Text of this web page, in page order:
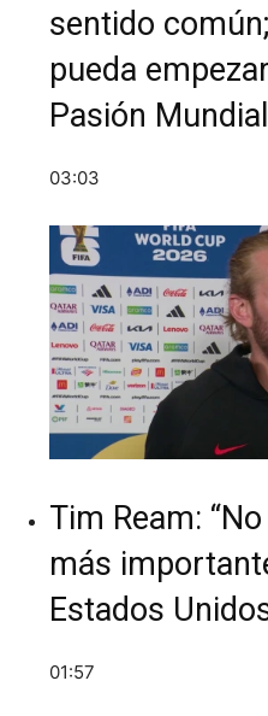
sentido
pueda
Pasión Mundial
03:03
Tim Ream:
más
Estados
01:57